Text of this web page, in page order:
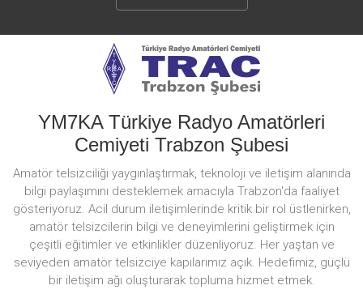
YM7KA Türkiye Radyo Amatörleri
Cemiyeti Trabzon Şubesi
Amatör telsizciliği yaygınlaştırmak, teknoloji ve iletişim alanında
bilgi paylaşımını desteklemek amacıyla Trabzon'da faaliyet
gösteriyoruz. Acil durum iletişimlerinde kritik bir rol üstlenirken,
amatör telsizcilerin bilgi ve deneyimlerini geliştirmek için
çeşitli eğitimler ve etkinlikler düzenliyoruz. Her yaştan ve
seviyeden amatör telsizciye kapılarımız açık. Hedefimiz, güçlü
bir iletişim ağı oluşturarak topluma hizmet etmek.